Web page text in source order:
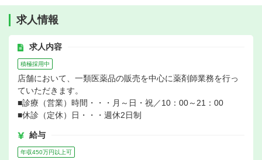
求人情報
求人内容
積極採用中
店舗において、一類医薬品の販売を中心に薬剤師業務を行っ
ていただきます。
■診療（営業）時間・・・月～日・祝／10：00～21：00
■休診（定休）日・・・週休2日制
給与
年収450万円以上可